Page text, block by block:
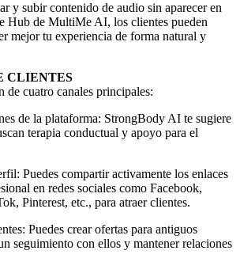
y subir contenido de audio sin aparecer en
Hub de MultiMe AI, los clientes pueden
mejor tu experiencia de forma natural y
CLIENTES
de cuatro canales principales:
de la plataforma: StrongBody AI te sugiere
terapia conductual y apoyo para el
Puedes compartir activamente los enlaces
en redes sociales como Facebook,
Pinterest, etc., para atraer clientes.
Puedes crear ofertas para antiguos
seguimiento con ellos y mantener relaciones